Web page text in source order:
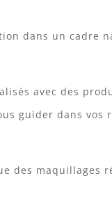
dans un cadre
avec des
guider dans vos
des maquillages